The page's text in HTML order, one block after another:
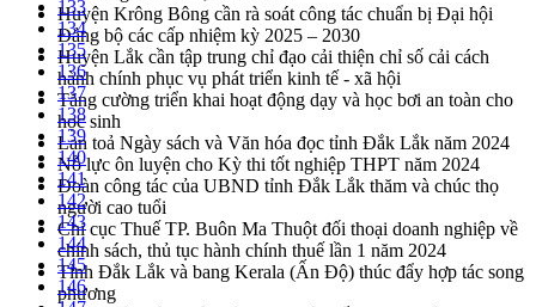
Huyện Krông Bông cần rà soát công tác chuẩn bị Đại hội
Đảng bộ các cấp nhiệm kỳ 2025 – 2030
Huyện Lắk cần tập trung chỉ đạo cải thiện chỉ số cải cách
hành chính phục vụ phát triển kinh tế - xã hội
Tăng cường triển khai hoạt động dạy và học bơi an toàn cho
học sinh
Lan toả Ngày sách và Văn hóa đọc tỉnh Đắk Lắk năm 2024
Nỗ lực ôn luyện cho Kỳ thi tốt nghiệp THPT năm 2024
Đoàn công tác của UBND tỉnh Đắk Lắk thăm và chúc thọ
người cao tuổi
Chi cục Thuế TP. Buôn Ma Thuột đối thoại doanh nghiệp về
chính sách, thủ tục hành chính thuế lần 1 năm 2024
Tỉnh Đắk Lắk và bang Kerala (Ấn Độ) thúc đẩy hợp tác song
phương
133
134
135
136
137
138
139
140
141
142
143
144
145
146